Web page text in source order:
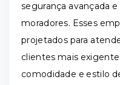
segurança avançada
moradores. Esses
projetados para
clientes mais
comodidade e estilo